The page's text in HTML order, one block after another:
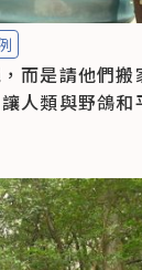
而是請他們
人類與野鴿和